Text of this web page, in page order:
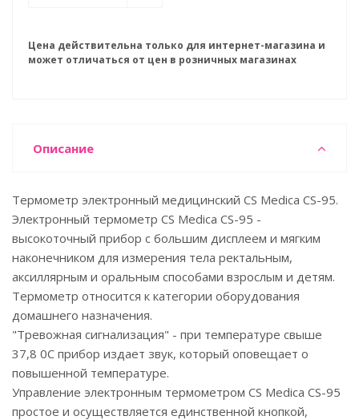
Цена действительна только для интернет-магазина и
может отличаться от цен в розничных магазинах
Описание
Термометр электронный медицинский CS Medica CS-95.
Электронный термометр CS Medica CS-95 -
высокоточный прибор с большим дисплеем и мягким
наконечником для измерения тела ректальным,
аксиллярным и оральным способами взрослым и детям.
Термометр относится к категории оборудования
домашнего назначения.
"Тревожная сигнализация" - при температуре свыше
37,8 0C прибор издает звук, который оповещает о
повышенной температуре.
Управление электронным термометром CS Medica CS-95
простое и осуществляется единственной кнопкой,